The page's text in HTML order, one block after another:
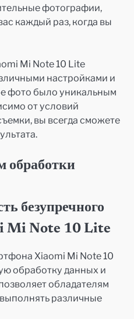
фотографии,
каждый раз, когда вы
Mi Note 10 Lite
настройками и
фото было уникальным
от условий
вы всегда сможете
безупречного
Mi Note 10 Lite
Xiaomi Mi Note 10
обработку данных и
обладателям
различные